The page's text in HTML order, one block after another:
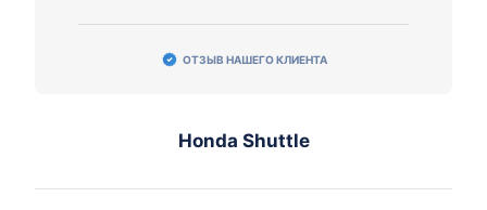
ОТЗЫВ НАШЕГО КЛИЕНТА
Honda Shuttle